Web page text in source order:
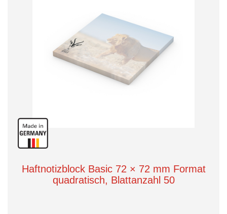
Haftnotizblock Basic 72 × 72 mm Format
quadratisch, Blattanzahl 50